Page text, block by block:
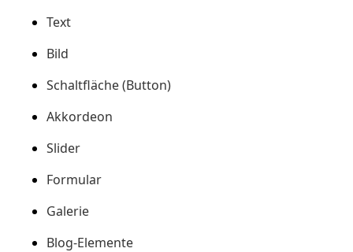
Text
Bild
Schaltfläche (Button)
Akkordeon
Slider
Formular
Galerie
Blog-Elemente